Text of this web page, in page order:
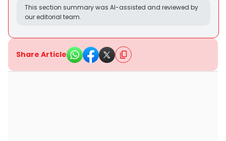
This section summary was AI-assisted and reviewed by
our editorial team.
Share Article